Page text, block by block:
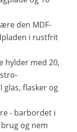
den MDF-
i rustfrit
hylder med 20,
flasker og
- barbordet i
og nem